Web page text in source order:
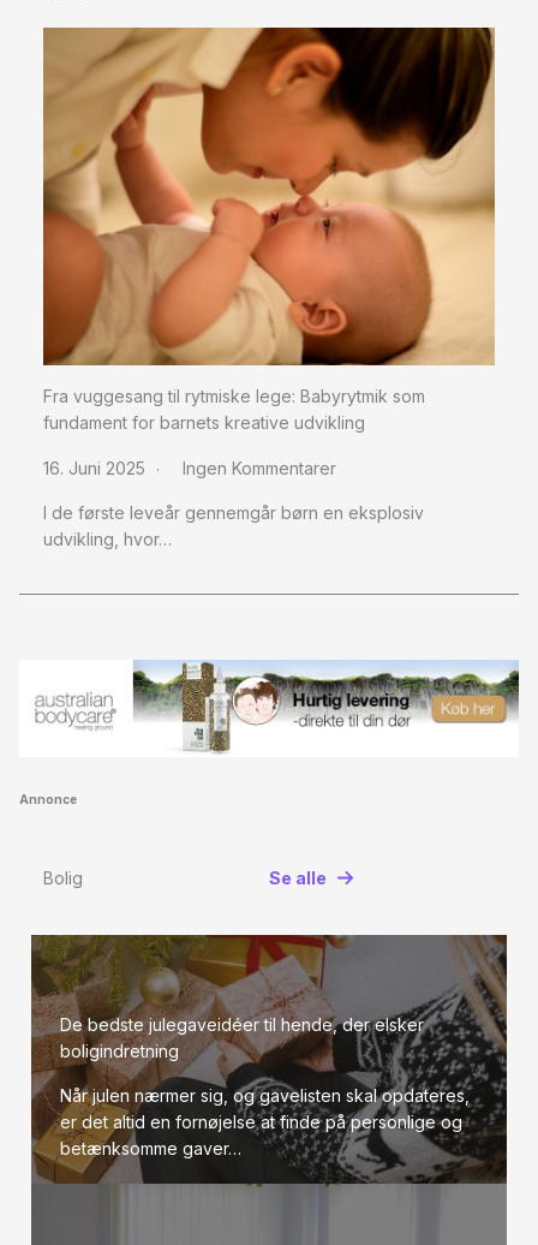
Fra vuggesang til rytmiske lege: Babyrytmik som
fundament for barnets kreative udvikling
16. Juni 2025 Ingen Kommentarer
I de første leveår gennemgår børn en eksplosiv
udvikling, hvor…
Annonce
Bolig Se alle
De bedste julegaveidéer til hende, der elsker
boligindretning
Når julen nærmer sig, og gavelisten skal opdateres,
er det altid en fornøjelse at finde på personlige og
betænksomme gaver…